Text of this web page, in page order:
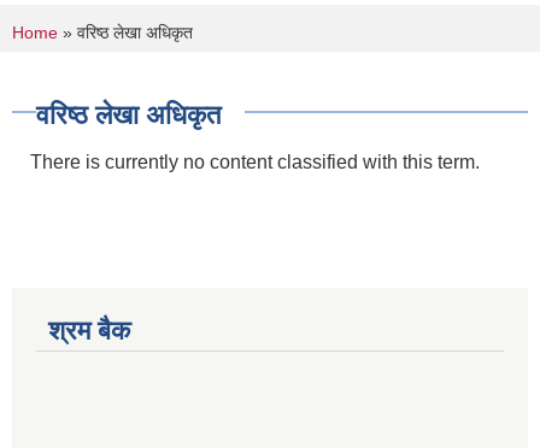
You are here
Home » वरिष्ठ लेखा अधिकृत
वरिष्ठ लेखा अधिकृत
There is currently no content classified with this term.
श्रम बैक